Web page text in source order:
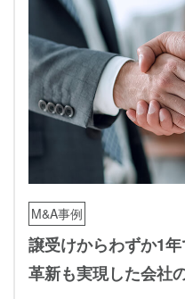
M&A事例
譲受けからわずか1
革新も実現した会社